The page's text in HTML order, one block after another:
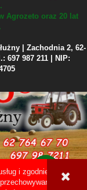
i zgodnie z
Agrozeto oraz 20 lat
| Zachodnia 2, 62-
697 987 211 | NIP: